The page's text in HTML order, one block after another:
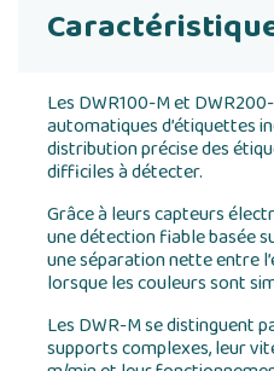
Les DWR100-M et
automatiques d’étiquettes
distribution précise des
difficiles à détecter.
Grâce à leurs capteurs
une détection fiable basée
une séparation nette entre
lorsque les couleurs sont
Les DWR-M se distinguent
supports complexes, leur